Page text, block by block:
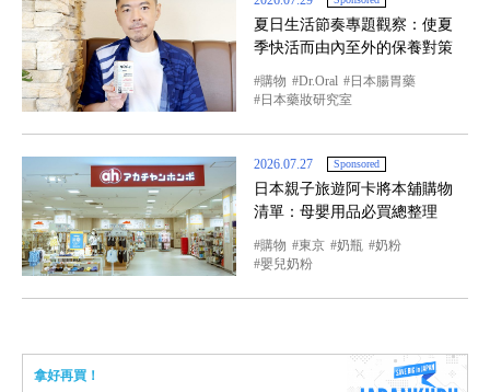
夏日生活節奏專題觀察：使夏
季快活而由內至外的保養對策
購物 Dr.Oral
日本腸胃藥
日本藥妝研究室
2026.07.27 Sponsored
日本親子旅遊阿卡將本舖購物
清單：母嬰用品必買總整理
購物 東京 奶瓶
奶粉
嬰兒奶粉
拿好再買！